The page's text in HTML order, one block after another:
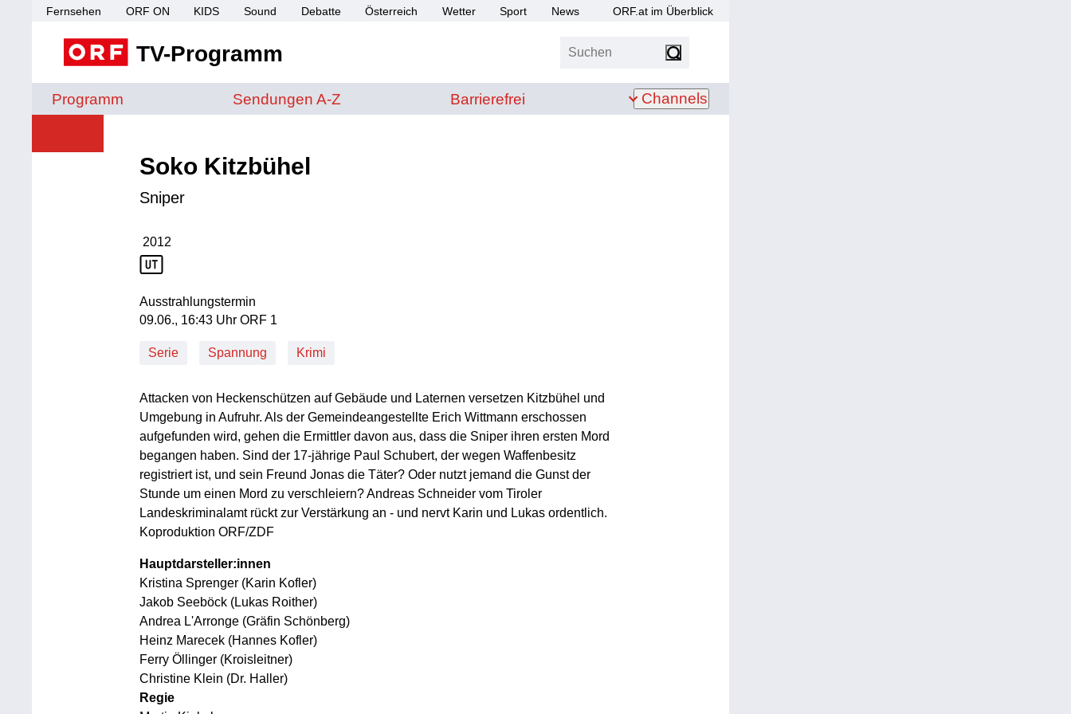
Fernsehen ORF ON KIDS Sound Debatte Österreich Wetter Sport News ORF.at im Überblick
TV-Programm Suchen
Programm Sendungen von A bis Z
Sendungen A-Z Barrierefrei
Barrierefrei Channels
Soko Kitzbühel
Sniper
Produktionsjahr: 2012
2012
Ausstrahlungstermin
09. Juni, 16:43 Uhr in ORF 1
09.06., 16:43 Uhr ORF 1
Serie Spannung Krimi
Attacken von Heckenschützen auf Gebäude und Laternen versetzen Kitzbühel und
Umgebung in Aufruhr. Als der Gemeindeangestellte Erich Wittmann erschossen
aufgefunden wird, gehen die Ermittler davon aus, dass die Sniper ihren ersten Mord
begangen haben. Sind der 17-jährige Paul Schubert, der wegen Waffenbesitz
registriert ist, und sein Freund Jonas die Täter? Oder nutzt jemand die Gunst der
Stunde um einen Mord zu verschleiern? Andreas Schneider vom Tiroler
Landeskriminalamt rückt zur Verstärkung an - und nervt Karin und Lukas ordentlich.
Koproduktion ORF/ZDF
Hauptdarsteller:innen
Kristina Sprenger (Karin Kofler)
Jakob Seeböck (Lukas Roither)
Andrea L'Arronge (Gräfin Schönberg)
Heinz Marecek (Hannes Kofler)
Ferry Öllinger (Kroisleitner)
Christine Klein (Dr. Haller)
Regie